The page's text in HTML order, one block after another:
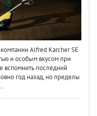
Alfred Karcher SE
и особым вкусом при
вспомнить последний
год назад, но пределы